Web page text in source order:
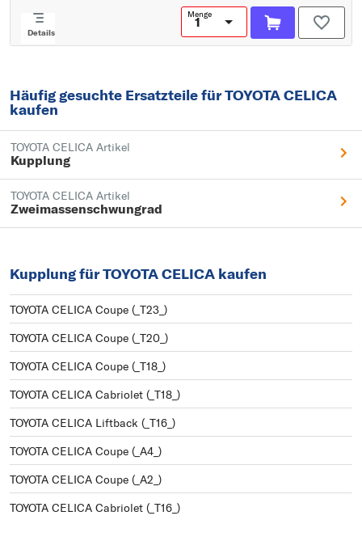
Details
Menge
Häufig gesuchte Ersatzteile für TOYOTA CELICA
kaufen
TOYOTA CELICA Artikel
Kupplung
TOYOTA CELICA Artikel
Zweimassenschwungrad
Kupplung für TOYOTA CELICA kaufen
TOYOTA CELICA Coupe (_T23_)
TOYOTA CELICA Coupe (_T20_)
TOYOTA CELICA Coupe (_T18_)
TOYOTA CELICA Cabriolet (_T18_)
TOYOTA CELICA Liftback (_T16_)
TOYOTA CELICA Coupe (_A4_)
TOYOTA CELICA Coupe (_A2_)
TOYOTA CELICA Cabriolet (_T16_)